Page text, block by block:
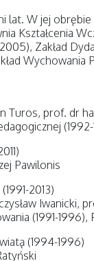
lat. W jej
Kształcenia
Zakład
Wychowania
Turos, prof. dr
Pawilonis
2013)
Iwanicki,
(1991-1996),
(1994-1996)